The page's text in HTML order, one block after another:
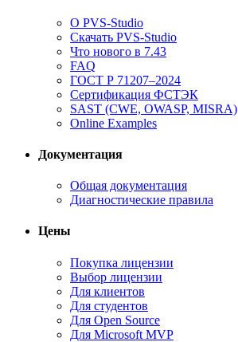
О PVS-Studio
Скачать PVS-Studio
Что нового в 7.43
FAQ
ГОСТ Р 71207–2024
Сертификация ФСТЭК
SAST (CWE, OWASP, MISRA)
Online Examples
Документация
Общая документация
Диагностические правила
Цены
Покупка лицензии
Выбор лицензии
Для клиентов
Для студентов
Для Open Source
Для Microsoft MVP